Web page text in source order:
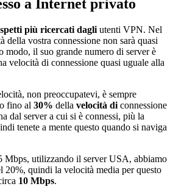
a Internet privato
più ricercati dagli utenti VPN. Nel
della vostra connessione non sarà quasi
modo, il suo grande numero di server è
velocità di connessione quasi uguale alla
non preoccupatevi, è sempre
fino al 30% della velocità di connessione
dal server a cui si è connessi, più la
tenete a mente questo quando si naviga
Mbps, utilizzando il server USA, abbiamo
20%, quindi la velocità media per questo
10 Mbps.